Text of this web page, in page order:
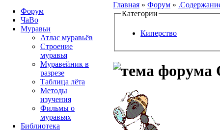
Главная » Форум »
Категории
Киперство
Форум
ЧаВо
Муравьи
Атлас муравьёв
Строение
муравья
Муравейник в
разрезе
Таблица лёта
Методы
изучения
Фильмы о
муравьях
Библиотека